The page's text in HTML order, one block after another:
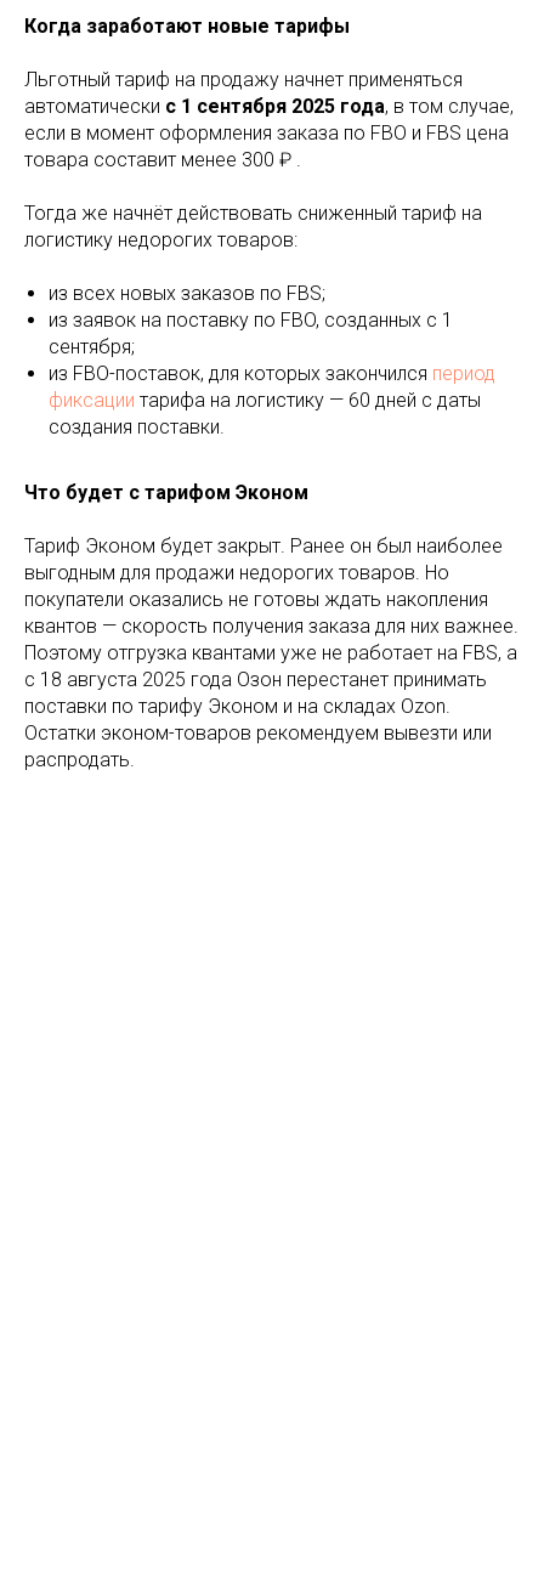
Когда заработают новые тарифы
Льготный тариф на продажу начнет применяться
автоматически с 1 сентября 2025 года, в том случае,
если в момент оформления заказа по FBO и FBS цена
товара составит менее 300 ₽ .
Тогда же начнёт действовать сниженный тариф на
логистику недорогих товаров:
из всех новых заказов по FBS;
из заявок на поставку по FBO, созданных с 1
сентября;
из FBO-поставок, для которых закончился период
фиксации тарифа на логистику — 60 дней с даты
создания поставки.
Что будет с тарифом Эконом
Тариф Эконом будет закрыт. Ранее он был наиболее
выгодным для продажи недорогих товаров. Но
покупатели оказались не готовы ждать накопления
квантов — скорость получения заказа для них важнее.
Поэтому отгрузка квантами уже не работает на FBS, а
с 18 августа 2025 года Озон перестанет принимать
поставки по тарифу Эконом и на складах Ozon.
Остатки эконом-товаров рекомендуем вывезти или
распродать.